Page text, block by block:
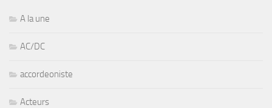
A la une
AC/DC
accordeoniste
Acteurs